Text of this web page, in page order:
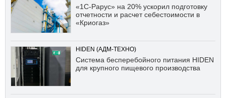
«1С-Рарус» на 20% ускорил подготовку
отчетности и расчет себестоимости в
«Криогаз»
HIDEN (АДМ-ТЕХНО)
Система бесперебойного питания HIDEN
для крупного пищевого производства